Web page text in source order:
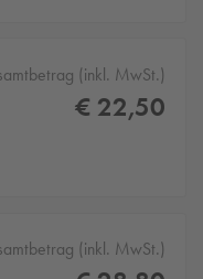
(inkl. MwSt.)
€ 22,50
(inkl. MwSt.)